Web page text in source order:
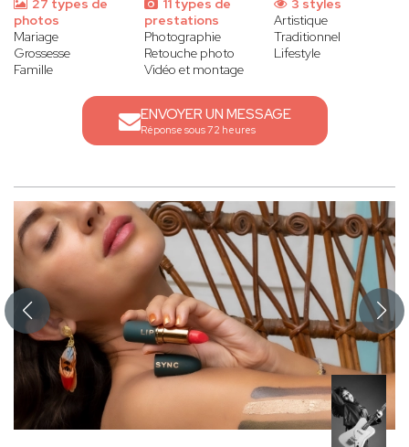
27 types de
photos
Mariage
Grossesse
Famille
11 types de
prestations
Photographie
Retouche photo
Vidéo et montage
3 styles
Artistique
Traditionnel
Lifestyle
ENVOYER UN MESSAGE
Réponse sous 72 heures